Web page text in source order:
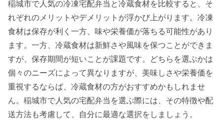
稲城市で人気の冷凍宅配弁当と冷蔵食材を比較すると、そ
れぞれのメリットやデメリットが浮かび上がります。冷凍
食材は保存が利く一方、味や栄養価が落ちる可能性があり
ます。一方、冷蔵食材は新鮮さや風味を保つことができま
すが、保存期間が短いことが課題です。どちらを選ぶかは
個々のニーズによって異なりますが、美味しさや栄養価を
重視するならば、冷蔵食材の方がおすすめかもしれませ
ん。稲城市で人気の宅配弁当を選ぶ際には、その特徴や配
送方法も考慮して、自分に最適な選択をしましょう。